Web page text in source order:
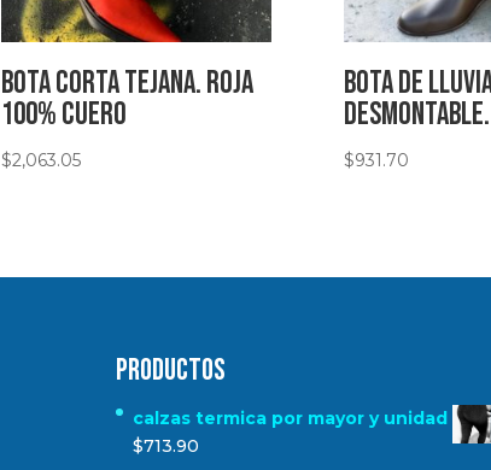
Bota corta tejana. Roja
100% Cuero
$2,063.05
Bota de
desmontable.
$931.70
Productos
calzas termica por mayor y unidad
$713.90